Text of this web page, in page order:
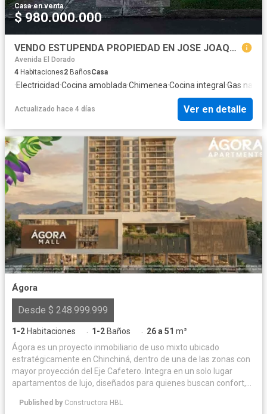
Casa·en venta
$ 980.000.000
VENDO ESTUPENDA PROPIEDAD EN JOSE JOAQUIN VARGAS BOGOTA
Avenida El Dorado
4 Habitaciones2 BañosCasa
·Electricidad·Cocina amoblada·Chimenea·Cocina integral·Gas
Actualizado hace 4 días Ver en detalle
Ágora
Desde $ 248.999.999
1-2 Habitaciones · 1-2 Baños · 26 a 51 m²
Ágora es un proyecto inmobiliario de uso mixto ubicado
estratégicamente en Chinchiná, dentro de una de las zonas con
mayor proyección del Eje Cafetero. Integra en un solo lugar
apartamentos de lujo, diseñados para quienes buscan confort,
comerciales en Ágora Mall, ideales para marcas y negocios que
Published by Constructora HBL